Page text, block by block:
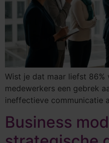
Wist je dat maar liefst 86%
medewerkers een gebrek
ineffectieve communicatie
Business